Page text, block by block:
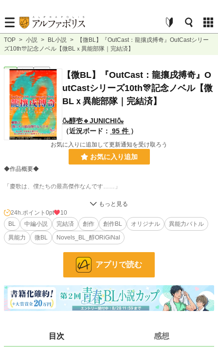
TOP > 小説 > BL小説 >
【微BL】『OutCast：龍攘戌搏奇』OutCastシリー
ズ10th🎊記念ノベル【微BLｘ異能部隊｜完結済】
BL 完結 短編
【微BL】『OutCast：龍攘戌搏奇』O
utCastシリーズ10th🎊記念ノベル【微
BLｘ異能部隊｜完結済】
🍶醇壱🔹JUNICHI🍶
（近況ボード： 95 件 ）
お気に入りに追加して更新通知を受け取ろう
お気に入り追加
◆作品概要◆
「慶歌は、僕たちの最高傑作なんです……」
――其の秋、異能隊が挑むは電子世界生まれの龍神ネゴシエーション!!
異能部隊ｘ異能バトル系創作BL『OutCast』シリーズ10周年記念🎊中編ノベル
📚
OutCastシリーズ初の連載作品🎉どうぞお楽しみください(｀･ω･´)ゞ
2024年10月27日(日) ～ 2024年11月5日(火)
24h.ポイント 0pt
10
BL
中編小説 完結済 創作 創作BL オリジナル
異能力バトル
異能力
微BL Novels_BL_醇ORiGiNal
アプリで読む
目次 感想